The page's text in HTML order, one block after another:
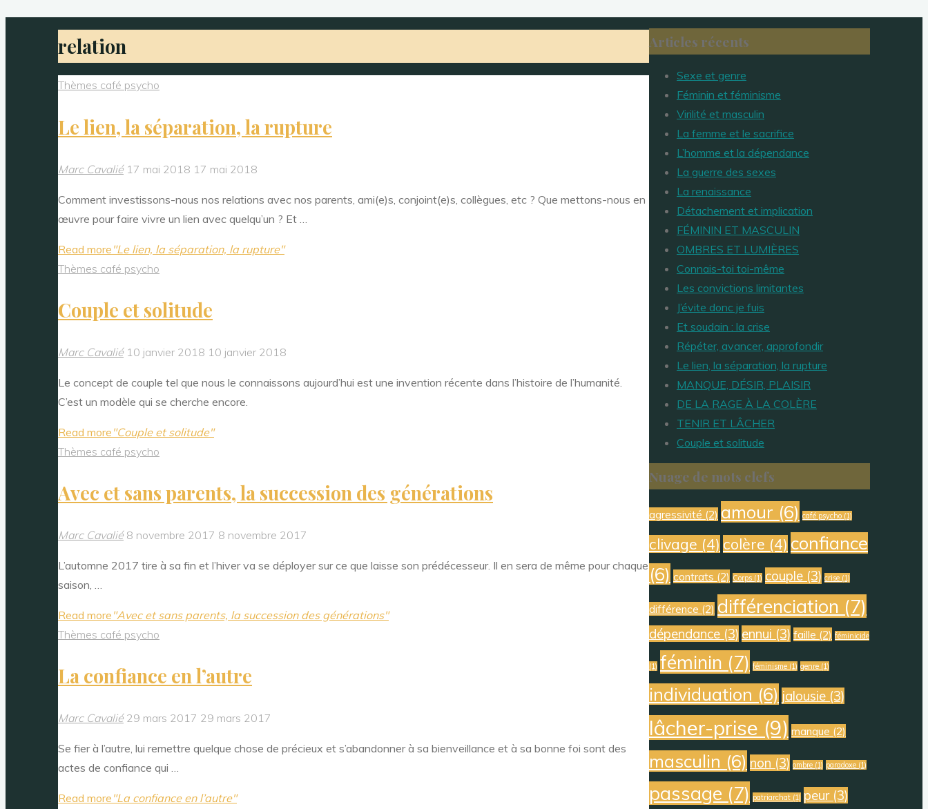
relation
Thèmes café psycho
Le lien, la séparation, la rupture
Marc Cavalié 17 mai 2018 17 mai 2018
Comment investissons-nous nos relations avec nos parents, ami(e)s, conjoint(e)s, collègues, etc ? Que mettons-nous en
œuvre pour faire vivre un lien avec quelqu’un ? Et …
Read more "Le lien, la séparation, la rupture"
Thèmes café psycho
Couple et solitude
Marc Cavalié 10 janvier 2018 10 janvier 2018
Le concept de couple tel que nous le connaissons aujourd’hui est une invention récente dans l’histoire de l’humanité.
C’est un modèle qui se cherche encore.
Read more "Couple et solitude"
Thèmes café psycho
Avec et sans parents, la succession des générations
Marc Cavalié 8 novembre 2017 8 novembre 2017
L’automne 2017 tire à sa fin et l’hiver va se déployer sur ce que laisse son prédécesseur. Il en sera de même pour chaque
saison, …
Read more "Avec et sans parents, la succession des générations"
Thèmes café psycho
La confiance en l’autre
Marc Cavalié 29 mars 2017 29 mars 2017
Se fier à l’autre, lui remettre quelque chose de précieux et s’abandonner à sa bienveillance et à sa bonne foi sont des
actes de confiance qui …
Read more "La confiance en l’autre"
Articles récents
Sexe et genre
Féminin et féminisme
Virilité et masculin
La femme et le sacrifice
L’homme et la dépendance
La guerre des sexes
La renaissance
Détachement et implication
FÉMININ ET MASCULIN
OMBRES ET LUMIÈRES
Connais-toi toi-même
Les convictions limitantes
J’évite donc je fuis
Et soudain : la crise
Répéter, avancer, approfondir
Le lien, la séparation, la rupture
MANQUE, DÉSIR, PLAISIR
DE LA RAGE À LA COLÈRE
TENIR ET LÂCHER
Couple et solitude
Nuage de mots clefs
agressivité (2) amour (6) café psycho (1)
clivage (4) colère (4) confiance
(6) contrats (2) Corps (1) couple (3) crise (1)
différence (2) différenciation (7)
dépendance (3) ennui (3) faille (2) féminicide
(1) féminin (7) féminisme (1) genre (1)
individuation (6) jalousie (3)
lâcher-prise (9) manque (2)
masculin (6) non (3) ombre (1) paradoxe (1)
passage (7) patriarchat (1) peur(3)